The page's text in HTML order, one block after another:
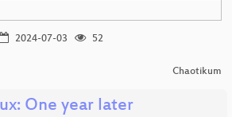
2024-07-03
52
Chaotikum
One year later